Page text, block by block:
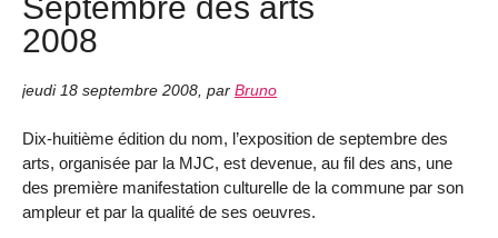
2008
jeudi 18 septembre 2008 par Bruno
Dix-huitième édition du nom, l’exposition de septembre des
arts, organisée par la MJC, est devenue, au fil des ans, une
des première manifestation culturelle de la commune par son
ampleur et par la qualité de ses oeuvres.